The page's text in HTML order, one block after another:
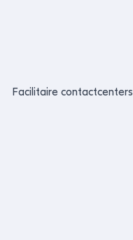
Facilitaire contactcenters